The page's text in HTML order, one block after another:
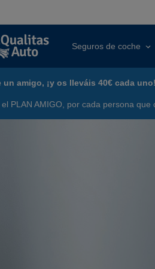
Seguros de coche
un amigo, ¡y os lleváis 40€ cada uno!
PLAN AMIGO, por cada persona